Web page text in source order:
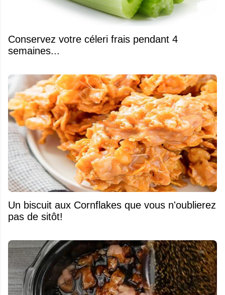
Conservez votre céleri frais pendant 4
semaines...
Un biscuit aux Cornflakes que vous n'oublierez
pas de sitôt!